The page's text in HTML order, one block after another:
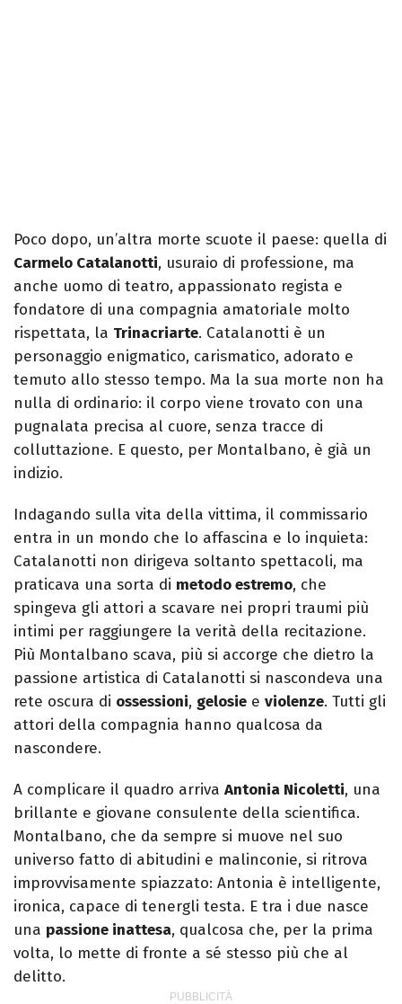
Poco dopo, un’altra morte scuote il paese: quella di
Carmelo Catalanotti, usuraio di professione, ma
anche uomo di teatro, appassionato regista e
fondatore di una compagnia amatoriale molto
rispettata, la Trinacriarte. Catalanotti è un
personaggio enigmatico, carismatico, adorato e
temuto allo stesso tempo. Ma la sua morte non ha
nulla di ordinario: il corpo viene trovato con una
pugnalata precisa al cuore, senza tracce di
colluttazione. E questo, per Montalbano, è già un
indizio.
Indagando sulla vita della vittima, il commissario
entra in un mondo che lo affascina e lo inquieta:
Catalanotti non dirigeva soltanto spettacoli, ma
praticava una sorta di metodo estremo, che
spingeva gli attori a scavare nei propri traumi più
intimi per raggiungere la verità della recitazione.
Più Montalbano scava, più si accorge che dietro la
passione artistica di Catalanotti si nascondeva una
rete oscura di ossessioni, gelosie e violenze. Tutti gli
attori della compagnia hanno qualcosa da
nascondere.
A complicare il quadro arriva Antonia Nicoletti, una
brillante e giovane consulente della scientifica.
Montalbano, che da sempre si muove nel suo
universo fatto di abitudini e malinconie, si ritrova
improvvisamente spiazzato: Antonia è intelligente,
ironica, capace di tenergli testa. E tra i due nasce
una passione inattesa, qualcosa che, per la prima
volta, lo mette di fronte a sé stesso più che al
delitto.